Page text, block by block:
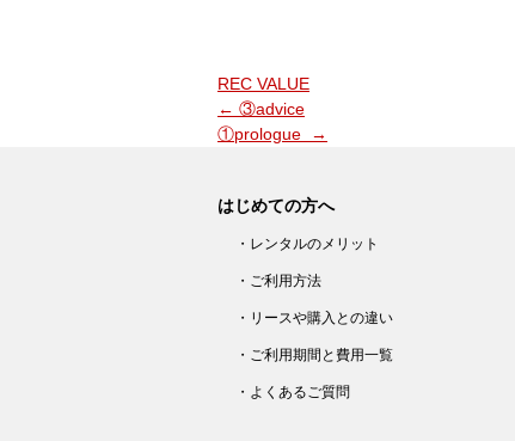
カ
テ
ゴ
REC VALUE
投
稿
ナ
ー
シ
ン
← ③advice
①prologue
→
はじめての方へ
・レンタルのメリット
・ご利用方法
・リースや購入との違い
・ご利用期間と費用一覧
・よくあるご質問